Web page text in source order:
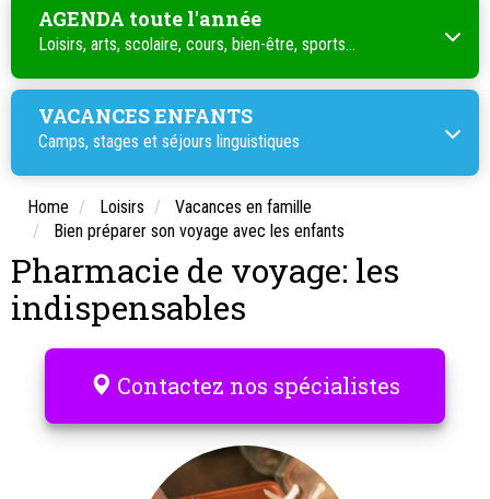
AGENDA toute l'année
Loisirs, arts, scolaire, cours, bien-être, sports...
VACANCES ENFANTS
Camps, stages et séjours linguistiques
Home Loisirs
Vacances en famille
Bien préparer son voyage avec les enfants
Pharmacie de voyage: les
indispensables
Contactez nos spécialistes